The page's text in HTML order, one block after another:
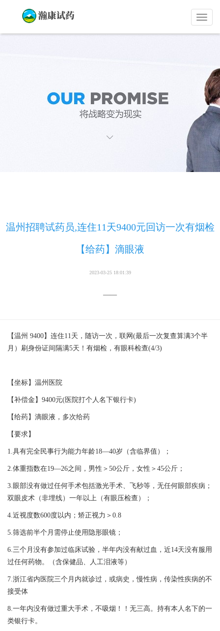
瀚
康
募
平
台
温州招聘试药员,连住11天9400元回访一次有烟检
【给药】滴眼液
2023-03-25 18:01:39
——
【温州 9400】连住11天，随访一次，联网(最后一次复查算满3个半
月）刷身份证间隔满5天！有烟检，有眼科检查(4/3)
【坐标】温州医院
【补偿金】9400元(医院打个人名下银行卡)
【给药】滴眼液，多次给药
【要求】
1.具有完全民事行为能力年龄18—40岁（含临界值）；
2.体重指数在19—26之间，男性＞50公斤，女性＞45公斤；
3.眼部没有做过任何手术包括激光手术、飞秒等，无任何眼部疾病；
双眼皮术（非埋线）一年以上（有眼压检查）；
4.近视度数600度以内；矫正视力＞0.8
5.筛选前半个月需停止使用隐形眼镜；
6.三个月没有参加过临床试验，半年内没有献过血，近14天没有服用
过任何药物。（含保健品、人工泪液等）
7.浙江省内医院三个月内就诊过，或病史，慢性病，传染性疾病的不
接受体
8.一年内没有做过重大手术，不吸烟！！无三高。持有本人名下的一
类银行卡。